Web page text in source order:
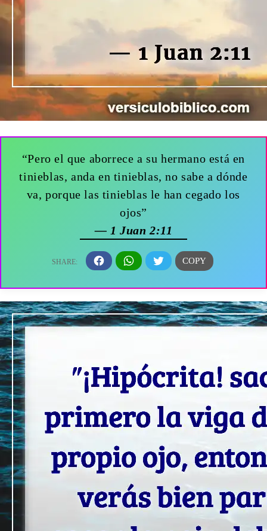
“Pero el que aborrece a su hermano está en
tinieblas, anda en tinieblas, no sabe a dónde
va, porque las tinieblas le han cegado los
ojos”
— 1 Juan 2:11